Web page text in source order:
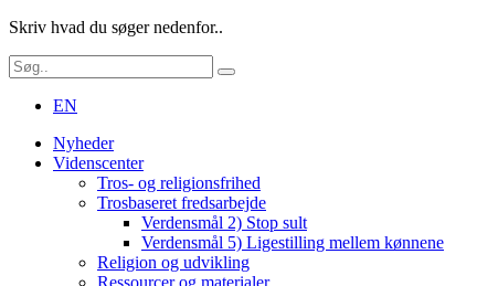
Skriv hvad du søger nedenfor..
EN
Nyheder
Videnscenter
Tros- og religionsfrihed
Trosbaseret fredsarbejde
Verdensmål 2) Stop sult
Verdensmål 5) Ligestilling mellem kønnene
Religion og udvikling
Ressourcer og materialer